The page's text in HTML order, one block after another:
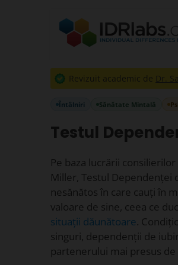
Revizuit academic de Dr.
Întâlniri Sănătate Mintală
Testul
Pe baza lucrării
Miller, Testul Dependenței
nesănătos în care cauți în
valoare de sine, ceea ce
situații dăunătoare.
singuri, dependenții de
partenerului mai presus de